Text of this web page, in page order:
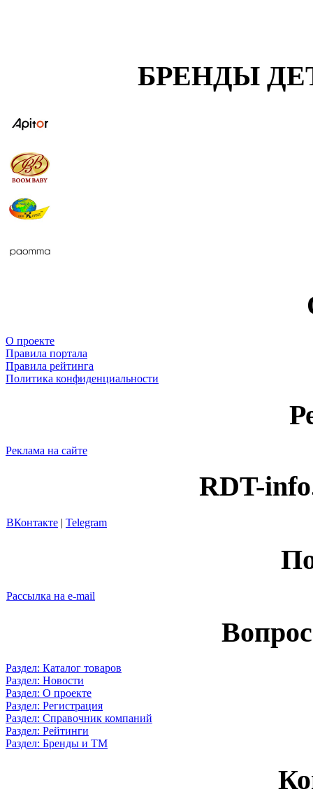
БРЕНДЫ
О проекте
Правила портала
Правила рейтинга
Политика конфиденциальности
Реклама на сайте
RDT-
ВКонтакте | Telegram
Рассылка на e-mail
Раздел: Каталог товаров
Раздел: Новости
Раздел: О проекте
Раздел: Регистрация
Раздел: Справочник компаний
Раздел: Рейтинги
Раздел: Бренды и ТМ